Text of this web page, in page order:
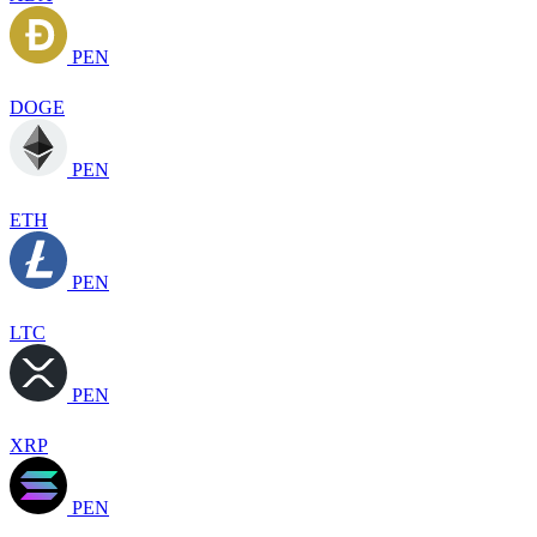
PEN
DOGE
PEN
ETH
PEN
LTC
PEN
XRP
PEN